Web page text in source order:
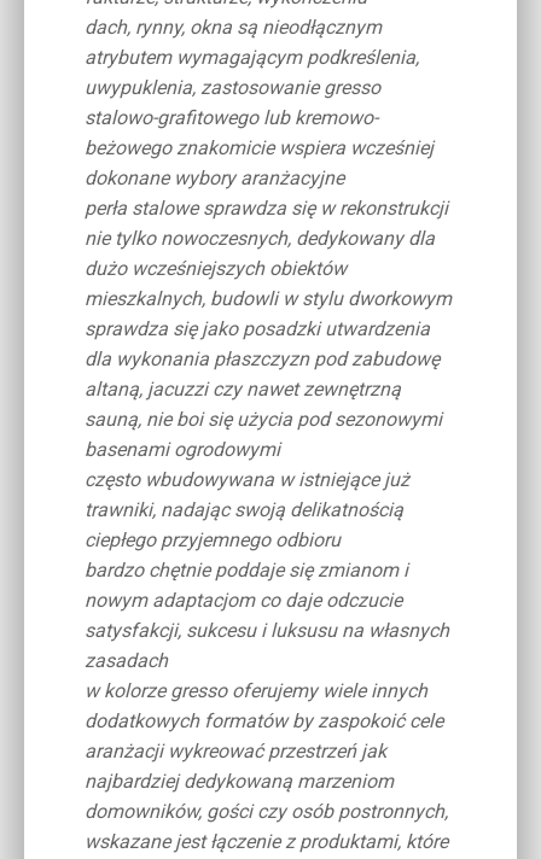
dach, rynny, okna są nieodłącznym
atrybutem wymagającym podkreślenia,
uwypuklenia, zastosowanie gresso
stalowo-grafitowego lub kremowo-
beżowego znakomicie wspiera wcześniej
dokonane wybory aranżacyjne
perła stalowe sprawdza się w rekonstrukcji
nie tylko nowoczesnych, dedykowany dla
dużo wcześniejszych obiektów
mieszkalnych, budowli w stylu dworkowym
sprawdza się jako posadzki utwardzenia
dla wykonania płaszczyzn pod zabudowę
altaną, jacuzzi czy nawet zewnętrzną
sauną, nie boi się użycia pod sezonowymi
basenami ogrodowymi
często wbudowywana w istniejące już
trawniki, nadając swoją delikatnością
ciepłego przyjemnego odbioru
bardzo chętnie poddaje się zmianom i
nowym adaptacjom co daje odczucie
satysfakcji, sukcesu i luksusu na własnych
zasadach
w kolorze gresso oferujemy wiele innych
dodatkowych formatów by zaspokoić cele
aranżacji wykreować przestrzeń jak
najbardziej dedykowaną marzeniom
domowników, gości czy osób postronnych,
wskazane jest łączenie z produktami, które